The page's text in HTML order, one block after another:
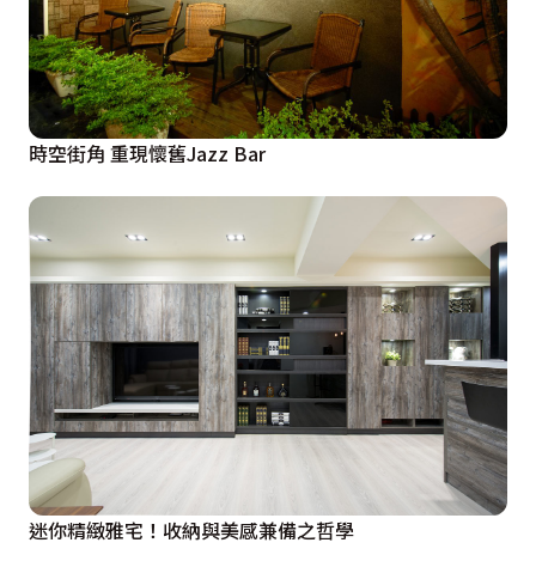
時空街角 重現懷舊Jazz Bar
迷你精緻雅宅！收納與美感兼備之哲學